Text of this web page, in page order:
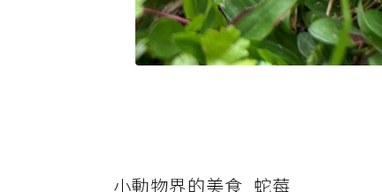
小動物界的美食_蛇莓